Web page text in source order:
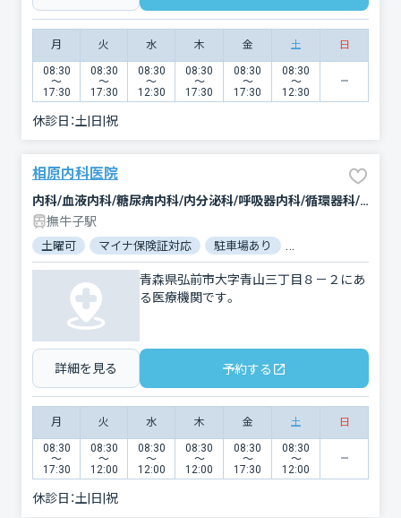
月 火 水 木 金 土 日
08:30
〜
17:30
08:30
〜
17:30
08:30
〜
12:30
08:30
〜
17:30
08:30
〜
17:30
08:30
〜
12:30
休診日：土|日|祝
相原内科医院
内科/血液内科/糖尿病内科/内分泌科/呼吸器内科/循環器科/心臓血管外科/消化器科/胃腸科/小児科/リハビリテーション
撫牛子駅
土曜可 マイナ保険証対応 駐車場あり
青森県弘前市大字青山三丁目８－２にあ
る医療機関です。
詳細を見る 予約する
月 火 水 木 金 土 日
08:30
〜
17:30
08:30
〜
12:00
08:30
〜
12:00
08:30
〜
12:00
08:30
〜
17:30
08:30
〜
12:00
休診日：土|日|祝